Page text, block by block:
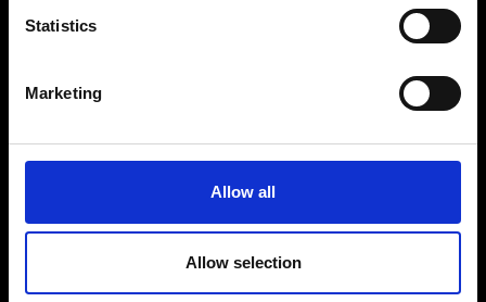
Statistics
Marketing
Allow all
Allow selection
Seguici